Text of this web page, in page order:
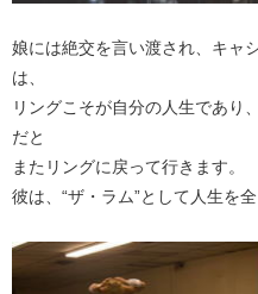
娘には絶交を言い渡され、キャ
は、
リングこそが自分の人生であり
だと
またリングに戻って行きます。
彼は、“ザ・ラム”として人生を